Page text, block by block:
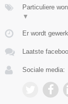
Particuliere
▼
Er wordt
Laatste
Sociale media: